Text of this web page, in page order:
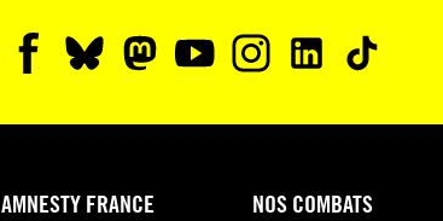
AMNESTY FRANCE NOS COMBATS